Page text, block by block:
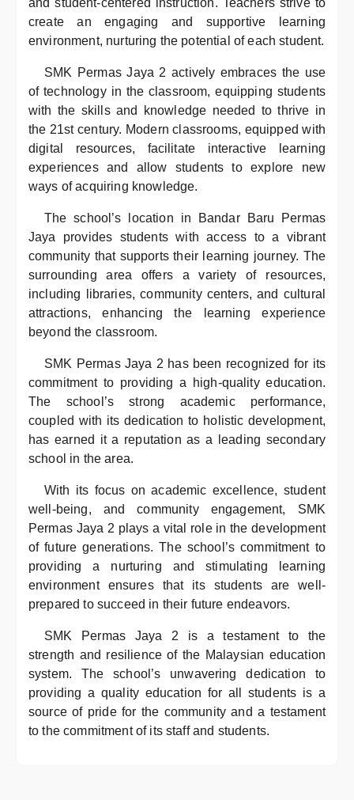
and student-centered instruction. Teachers strive to
create an engaging and supportive learning
environment, nurturing the potential of each student.
SMK Permas Jaya 2 actively embraces the use
of technology in the classroom, equipping students
with the skills and knowledge needed to thrive in
the 21st century. Modern classrooms, equipped with
digital resources, facilitate interactive learning
experiences and allow students to explore new
ways of acquiring knowledge.
The school’s location in Bandar Baru Permas
Jaya provides students with access to a vibrant
community that supports their learning journey. The
surrounding area offers a variety of resources,
including libraries, community centers, and cultural
attractions, enhancing the learning experience
beyond the classroom.
SMK Permas Jaya 2 has been recognized for its
commitment to providing a high-quality education.
The school’s strong academic performance,
coupled with its dedication to holistic development,
has earned it a reputation as a leading secondary
school in the area.
With its focus on academic excellence, student
well-being, and community engagement, SMK
Permas Jaya 2 plays a vital role in the development
of future generations. The school’s commitment to
providing a nurturing and stimulating learning
environment ensures that its students are well-
prepared to succeed in their future endeavors.
SMK Permas Jaya 2 is a testament to the
strength and resilience of the Malaysian education
system. The school’s unwavering dedication to
providing a quality education for all students is a
source of pride for the community and a testament
to the commitment of its staff and students.